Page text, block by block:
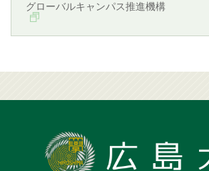
グローバルキャンパス推進機構